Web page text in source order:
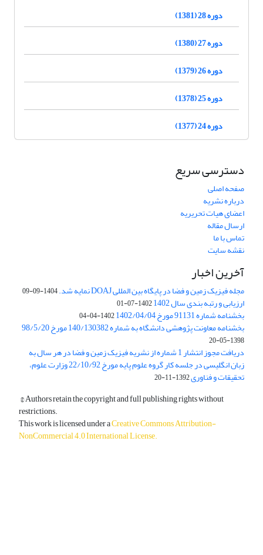
دوره 28 (1381)
دوره 27 (1380)
دوره 26 (1379)
دوره 25 (1378)
دوره 24 (1377)
دسترسی سریع
صفحه اصلی
درباره نشریه
اعضای هیات تحریریه
ارسال مقاله
تماس با ما
نقشه سایت
آخرین اخبار
مجله فیزیک زمین و فضا در پایگاه بین المللی DOAJ نمایه شد. 1404-09-09
ارزیابی و رتبه بندی سال 1402 1402-07-01
بخشنامه شماره 91131 مورخ 1402/04/04 1402-04-04
بخشنامه معاونت پژوهشی دانشگاه به شماره 140/130382 مورخ 98/5/20
1398-05-20
دریافت مجوز انتشار 1 شماره از نشریه فیزیک زمین و فضا در هر سال به
زبان انگلیسی در جلسه کار گروه علوم پایه مورخ 22/10/92 وزارت علوم،
تحقیقات و فناوری1392-11-20
© Authors retain the copyright and full publishing rights without
restrictions.
This work is licensed under aCreative Commons Attribution-
NonCommercial 4.0 International License.